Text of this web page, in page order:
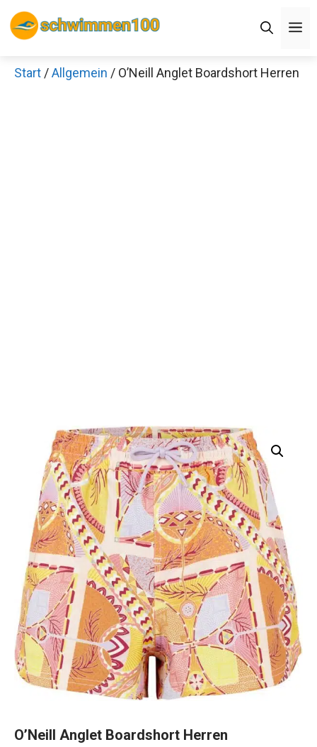
Zum
Inhalt
Start /Allgemein / O’Neill Anglet Boardshort Herren
O’Neill Anglet Boardshort Herren